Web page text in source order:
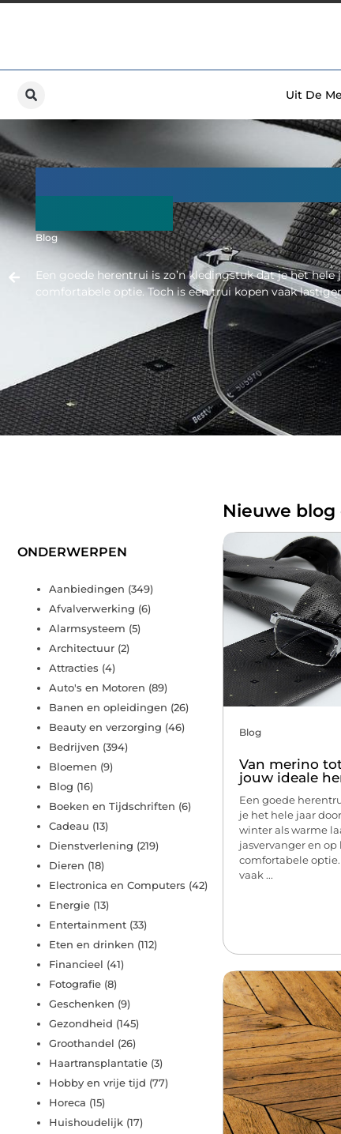
Uit De
Blog
Een goede herentrui is zo’n kledingstuk dat je het
comfortabele optie. Toch is een trui kopen vaak
Nieuwe blog
Blog
Van merino
jouw ideale
Een goede
je het hele jaar
winter als warme
jasvervanger en
comfortabele
vaak ...
ONDERWERPEN
Aanbiedingen (349)
Afvalverwerking (6)
Alarmsysteem (5)
Architectuur (2)
Attracties (4)
Auto's en Motoren (89)
Banen en opleidingen (26)
Beauty en verzorging (46)
Bedrijven (394)
Bloemen (9)
Blog (16)
Boeken en Tijdschriften (6)
Cadeau (13)
Dienstverlening (219)
Dieren (18)
Electronica en Computers (42)
Energie (13)
Entertainment (33)
Eten en drinken (112)
Financieel (41)
Fotografie (8)
Geschenken (9)
Gezondheid (145)
Groothandel (26)
Haartransplantatie (3)
Hobby en vrije tijd (77)
Horeca (15)
Huishoudelijk (17)